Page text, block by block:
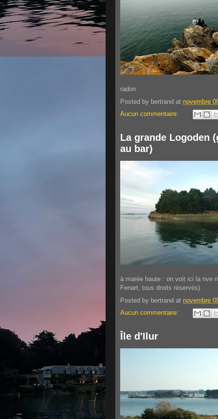
radon
Posted by bertrand at novembre
Aucun commentaire:
La grande Logoden
au bar)
à marée haute : on voit ici la rive
Fenart, tous droits réservés)
Posted by bertrand at novembre
Aucun commentaire:
Île d'Ilur